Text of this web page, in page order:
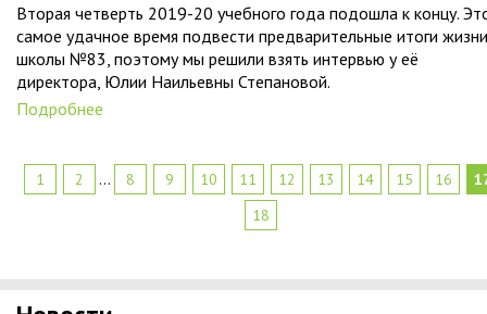
Вторая четверть 2019-20 учебного года подошла к концу.
самое удачное время подвести предварительные итоги жизни
школы №83, поэтому мы решили взять интервью у её
директора, Юлии Наильевны Степановой.
Подробнее
1 2 ... 8 9 10 11 12 13 14 15 16
18